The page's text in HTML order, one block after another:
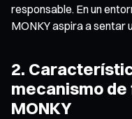
responsable. En un
MONKY aspira a sentar
2.
mecanismo
MONKY